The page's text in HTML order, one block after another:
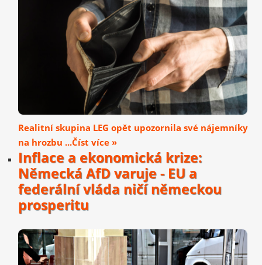
Realitní skupina LEG opět upozornila své nájemníky
na hrozbu ...Číst více »
Inflace a ekonomická krize:
Německá AfD varuje - EU a
federální vláda ničí německou
prosperitu